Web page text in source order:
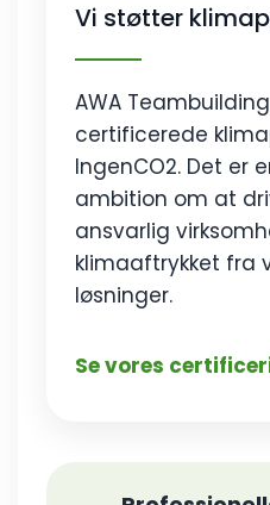
Vi støtter
AWA
certificerede
IngenCO2. Det er
ambition om at
ansvarlig
klimaaftrykket fra
løsninger.
Se vores